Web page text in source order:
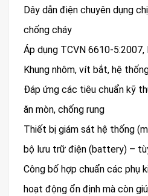
Dây dẫn điện chuyên dụng
chống cháy
Áp dụng TCVN 6610-5:2007,
Khung nhôm, vít bắt, hệ
Đáp ứng các tiêu chuẩn kỹ
ăn mòn, chống rung
Thiết bị giám sát hệ thống
bộ lưu trữ điện (battery) –
Công bố hợp chuẩn các phụ
hoạt động ổn định mà còn